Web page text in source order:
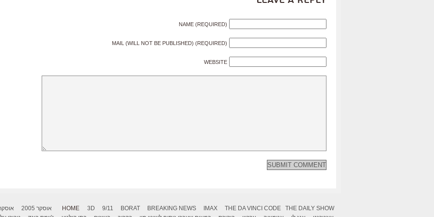
NAME (REQUIRED)
MAIL (WILL NOT BE PUBLISHED) (REQUIRED)
WEBSITE
HOME 3D 9/11 BORAT BREAKING NEWS IMAX THE DA VINCI CODE THE DAILY SHOW אוסקר 2005 אוסקר